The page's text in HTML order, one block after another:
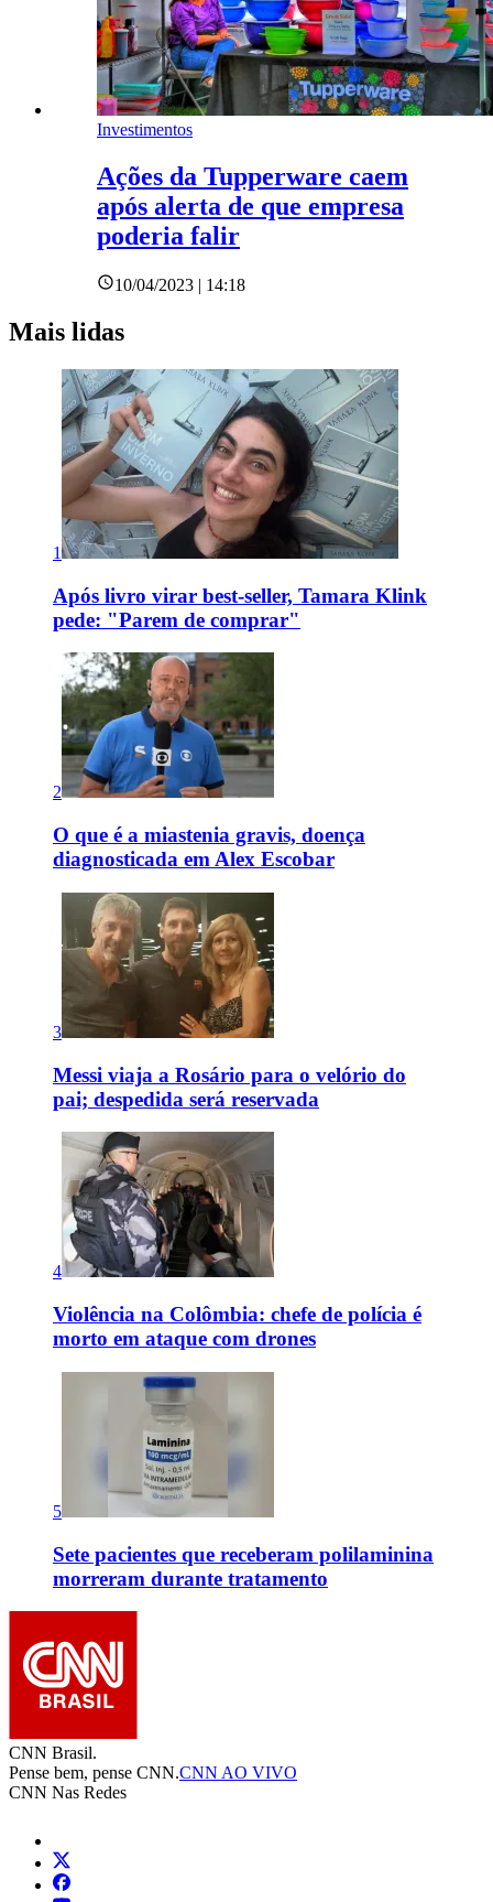
Investimentos
Ações da Tupperware caem
após alerta de que empresa
poderia falir
10/04/2023 | 14:18
Mais lidas
1
Após livro virar best-seller, Tamara Klink
pede: "Parem de comprar"
2
O que é a miastenia gravis, doença
diagnosticada em Alex Escobar
3
Messi viaja a Rosário para o velório do
pai; despedida será reservada
4
Violência na Colômbia: chefe de polícia é
morto em ataque com drones
5
Sete pacientes que receberam polilaminina
morreram durante tratamento
CNN Brasil.
Pense bem, pense CNN.CNN AO VIVO
CNN Nas Redes